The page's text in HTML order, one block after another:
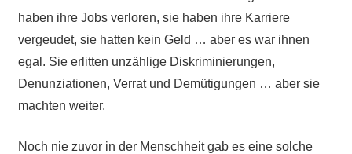
haben ihre Jobs verloren, sie haben ihre Karriere
vergeudet, sie hatten kein Geld … aber es war ihnen
egal. Sie erlitten unzählige Diskriminierungen,
Denunziationen, Verrat und Demütigungen … aber sie
machten weiter.
Noch nie zuvor in der Menschheit gab es eine solche